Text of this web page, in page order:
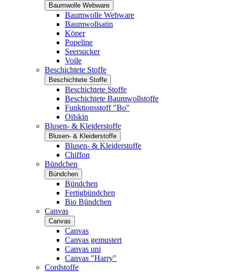
Baumwolle Webware
Baumwolle Webware
Baumwollsatin
Köper
Popeline
Seersucker
Voile
Beschichtete Stoffe
Beschichtete Stoffe
Beschichtete Stoffe
Beschichtete Baumwollstoffe
Funktionsstoff "Bo"
Oilskin
Blusen- & Kleiderstoffe
Blusen- & Kleiderstoffe
Blusen- & Kleiderstoffe
Chiffon
Bündchen
Bündchen
Bündchen
Fertigbündchen
Bio Bündchen
Canvas
Canvas
Canvas
Canvas gemustert
Canvas uni
Canvas "Harry"
Cordstoffe